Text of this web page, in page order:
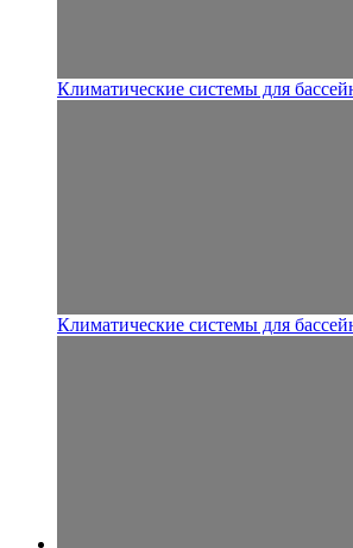
Климатические системы для
Климатические системы для